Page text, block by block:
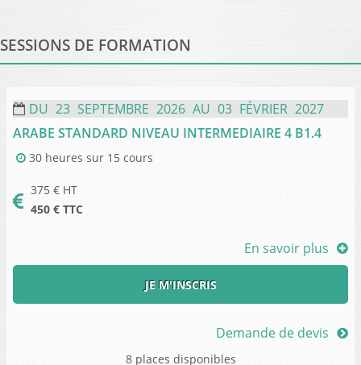
SESSIONS DE FORMATION
DU 23 SEPTEMBRE 2026 AU 03 FÉVRIER 2027
ARABE STANDARD NIVEAU INTERMEDIAIRE 4 B1.4
30 heures sur 15 cours
375 € HT
450 € TTC
En savoir plus
JE M'INSCRIS
Demande de devis
8 places disponibles